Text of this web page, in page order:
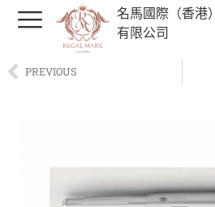
名馬國際（香港）
有限公司
PREVIOUS